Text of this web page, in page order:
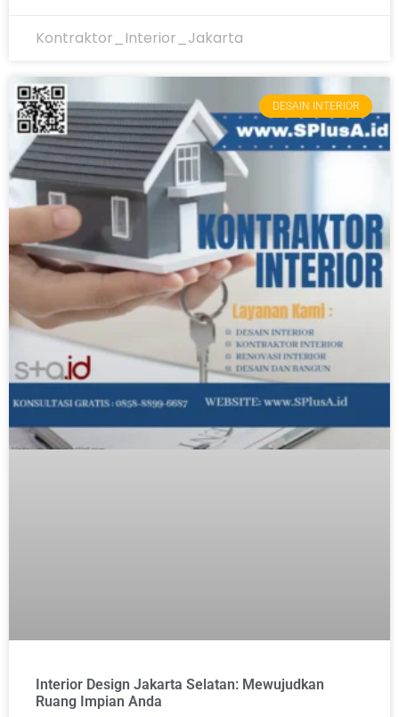
Kontraktor_Interior_Jakarta
DESAIN INTERIOR
Interior Design Jakarta Selatan: Mewujudkan
Ruang Impian Anda